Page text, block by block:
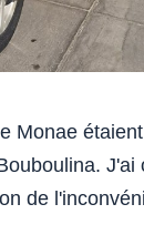
Monae
J'ai
de